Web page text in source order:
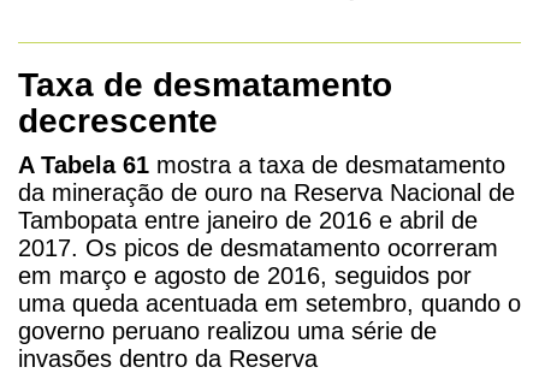
Taxa de desmatamento
decrescente
A Tabela 61 mostra a taxa de desmatamento
da mineração de ouro na Reserva Nacional de
Tambopata entre janeiro de 2016 e abril de
2017. Os picos de desmatamento ocorreram
em março e agosto de 2016, seguidos por
uma queda acentuada em setembro, quando o
governo peruano realizou uma série de
invasões dentro da Reserva